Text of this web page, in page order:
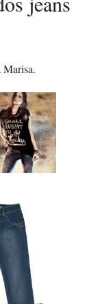
Marisa.